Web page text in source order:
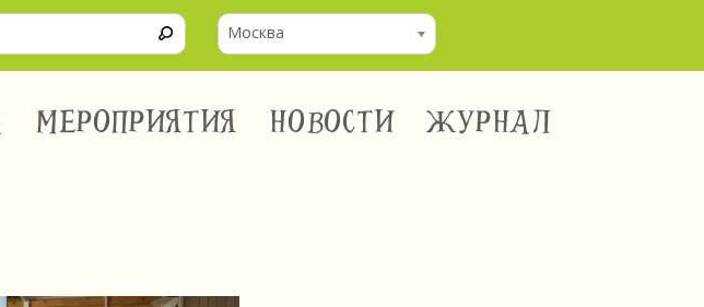
Москва
МЕРОПРИЯТИЯ НОВОСТИ ЖУРНАЛ